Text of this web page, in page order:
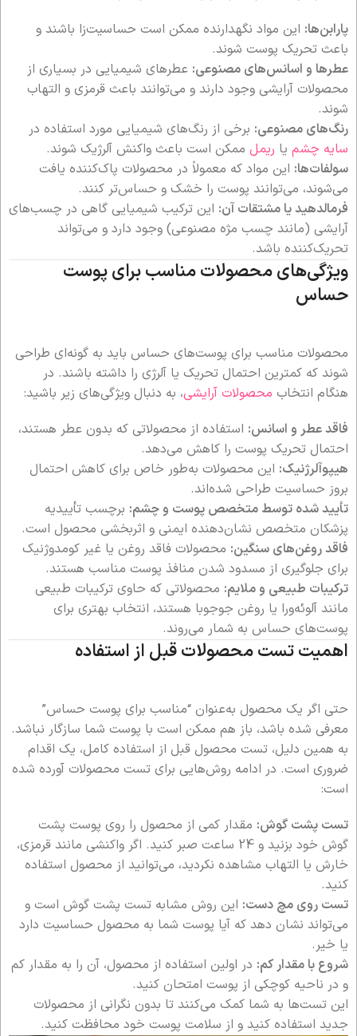
پارابن‌ها: این مواد نگهدارنده ممکن است حساسیت‌زا باشند و
باعث تحریک پوست شوند.
عطرها و اسانس‌های مصنوعی: عطرهای شیمیایی در بسیاری از
محصولات آرایشی وجود دارند و می‌توانند باعث قرمزی و التهاب
شوند.
رنگ‌های مصنوعی: برخی از رنگ‌های شیمیایی مورد استفاده در
سایه چشم یا ریمل ممکن است باعث واکنش آلرژیک شوند.
سولفات‌ها: این مواد که معمولاً در محصولات پاک‌کننده یافت
می‌شوند، می‌توانند پوست را خشک و حساس‌تر کنند.
فرمالدهید یا مشتقات آن: این ترکیب شیمیایی گاهی در چسب‌های
آرایشی (مانند چسب مژه مصنوعی) وجود دارد و می‌تواند
تحریک‌کننده باشد.
ویژگی‌های محصولات مناسب برای پوست
حساس
محصولات مناسب برای پوست‌های حساس باید به گونه‌ای طراحی
شوند که کمترین احتمال تحریک یا آلرژی را داشته باشند. در
هنگام انتخاب محصولات آرایشی، به دنبال ویژگی‌های زیر باشید:
فاقد عطر و اسانس: استفاده از محصولاتی که بدون عطر هستند،
احتمال تحریک پوست را کاهش می‌دهد.
هیپوآلرژنیک: این محصولات به‌طور خاص برای کاهش احتمال
بروز حساسیت طراحی شده‌اند.
تأیید شده توسط متخصص پوست و چشم: برچسب تأییدیه
پزشکان متخصص نشان‌دهنده ایمنی و اثربخشی محصول است.
فاقد روغن‌های سنگین: محصولات فاقد روغن یا غیر کومدوژنیک
برای جلوگیری از مسدود شدن منافذ پوست مناسب هستند.
ترکیبات طبیعی و ملایم: محصولاتی که حاوی ترکیبات طبیعی
مانند آلوئه‌ورا یا روغن جوجوبا هستند، انتخاب بهتری برای
پوست‌های حساس به شمار می‌روند.
اهمیت تست محصولات قبل از استفاده
حتی اگر یک محصول به‌عنوان “مناسب برای پوست حساس”
معرفی شده باشد، باز هم ممکن است با پوست شما سازگار نباشد.
به همین دلیل، تست محصول قبل از استفاده کامل، یک اقدام
ضروری است. در ادامه روش‌هایی برای تست محصولات آورده شده
است:
تست پشت گوش: مقدار کمی از محصول را روی پوست پشت
گوش خود بزنید و 24 ساعت صبر کنید. اگر واکنشی مانند قرمزی،
خارش یا التهاب مشاهده نکردید، می‌توانید از محصول استفاده
کنید.
تست روی مچ دست: این روش مشابه تست پشت گوش است و
می‌تواند نشان دهد که آیا پوست شما به محصول حساسیت دارد
یا خیر.
شروع با مقدار کم: در اولین استفاده از محصول، آن را به مقدار کم
و در ناحیه کوچکی از پوست امتحان کنید.
این تست‌ها به شما کمک می‌کنند تا بدون نگرانی از محصولات
جدید استفاده کنید و از سلامت پوست خود محافظت کنید.